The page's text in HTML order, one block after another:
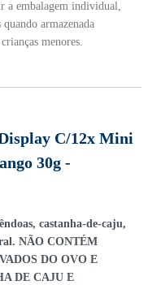
a embalagem individual,
armazenada
menores.
C/12x Mini
30g -
castanha-de-caju,
NÃO CONTÉM
DO OVO E
DE CAJU E